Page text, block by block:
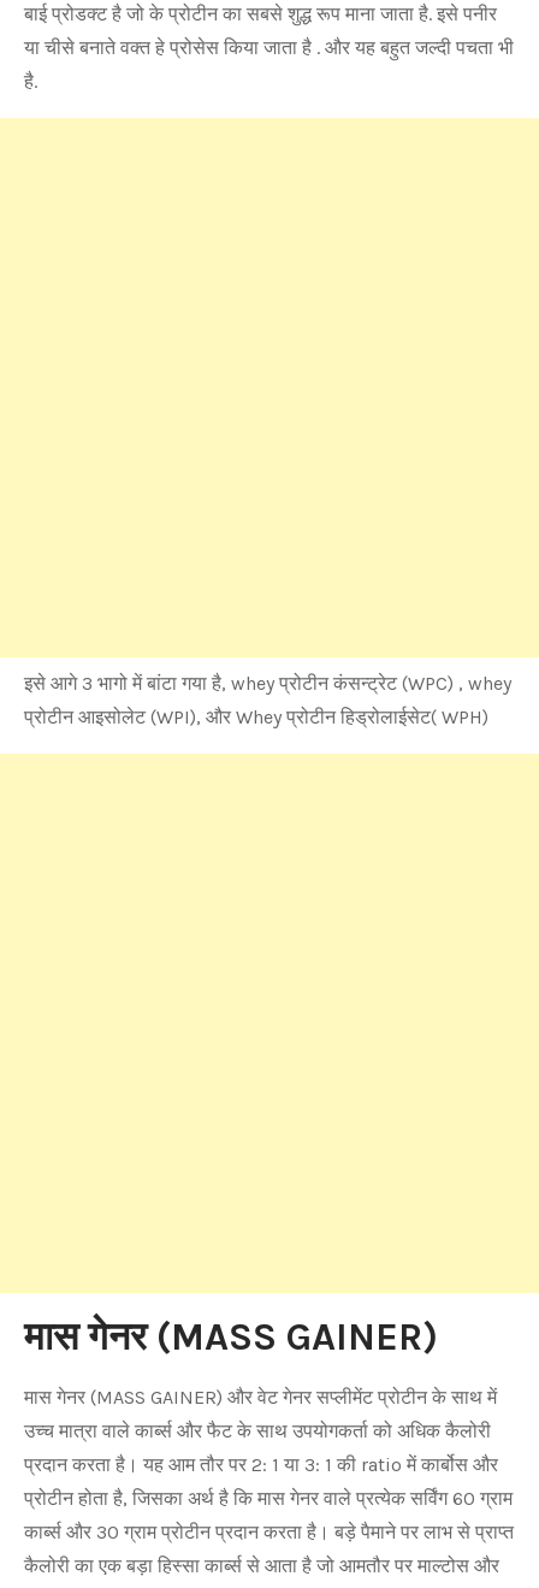
बाई प्रोडक्ट है जो के प्रोटीन का सबसे शुद्ध रूप माना जाता है. इसे पनीर
या चीसे बनाते वक्त हे प्रोसेस किया जाता है . और यह बहुत जल्दी पचता भी
है.
इसे आगे 3 भागो में बांटा गया है, whey प्रोटीन कंसन्ट्रेट (WPC) , whey
प्रोटीन आइसोलेट (WPI), और Whey प्रोटीन हिड्रोलाईसेट( WPH)
मास गेनर (MASS GAINER)
मास गेनर (MASS GAINER) और वेट गेनर सप्लीमेंट प्रोटीन के साथ में
उच्च मात्रा वाले कार्ब्स और फैट के साथ उपयोगकर्ता को अधिक कैलोरी
प्रदान करता है। यह आम तौर पर 2: 1 या 3: 1 की ratio में कार्बोस और
प्रोटीन होता है, जिसका अर्थ है कि मास गेनर वाले प्रत्येक सर्विंग 60 ग्राम
कार्ब्स और 30 ग्राम प्रोटीन प्रदान करता है। बड़े पैमाने पर लाभ से प्राप्त
कैलोरी का एक बड़ा हिस्सा कार्ब्स से आता है जो आमतौर पर माल्टोस और